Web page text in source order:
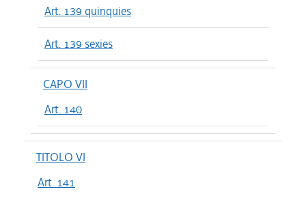
Art. 139 quinquies
Art. 139 sexies
CAPO VII
Art. 140
TITOLO VI
Art. 141